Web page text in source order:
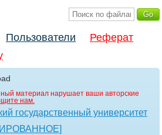
Пользователи
Реферат
материал нарушает ваши авторские
нам.
государственный университет